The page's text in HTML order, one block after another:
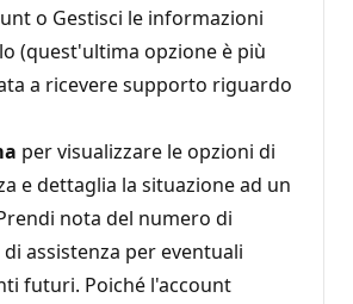
o Gestisci le informazioni
(quest'ultima opzione è più
a ricevere supporto riguardo
per visualizzare le opzioni di
e dettaglia la situazione ad un
nota del numero di
assistenza per eventuali
futuri. Poiché l'account